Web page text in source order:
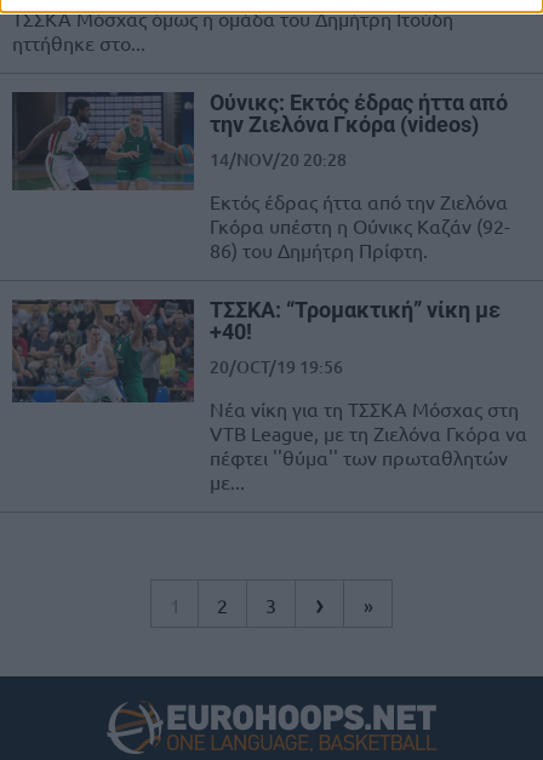
ΤΣΣΚΑ Μόσχας όμως η ομάδα του Δημήτρη Ιτούδη
ηττήθηκε στο...
Ούνικς: Εκτός έδρας ήττα από
την Ζιελόνα Γκόρα (videos)
14/NOV/20 20:28
Εκτός έδρας ήττα από την Ζιελόνα
Γκόρα υπέστη η Ούνικς Καζάν (92-
86) του Δημήτρη Πρίφτη.
ΤΣΣΚΑ: “Τρομακτική” νίκη με
+40!
20/OCT/19 19:56
Νέα νίκη για τη ΤΣΣΚΑ Μόσχας στη
VTB League, με τη Ζιελόνα Γκόρα να
πέφτει ''θύμα'' των πρωταθλητών
με...
1 2 3 › »